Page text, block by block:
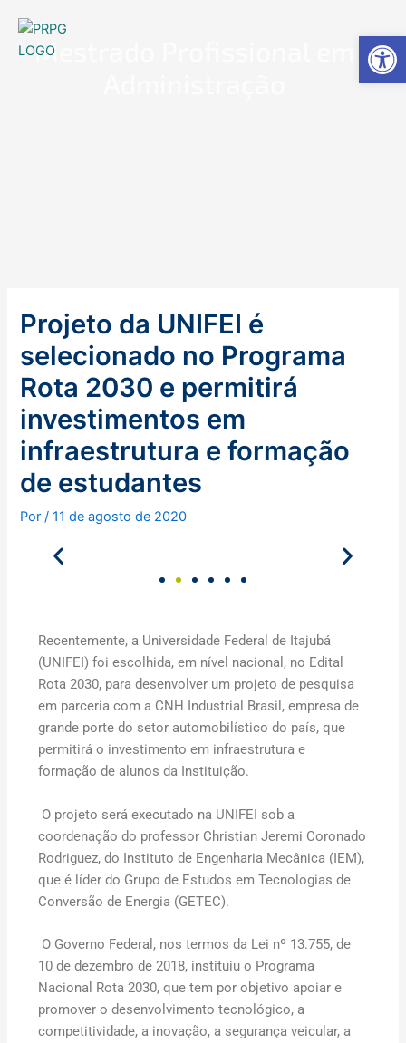
paraMPA
Mestrado Profissional em
Projeto da UNIFEI é
selecionado no Programa
Rota 2030 e permitirá
investimentos em
infraestrutura e formação
de estudantes
Por/11 de agosto de 2020
Recentemente, a Universidade Federal de Itajubá
(UNIFEI) foi escolhida, em nível nacional, no Edital
Rota 2030, para desenvolver um projeto de pesquisa
em parceria com a CNH Industrial Brasil, empresa de
grande porte do setor automobilístico do país, que
permitirá o investimento em infraestrutura e
formação de alunos da Instituição.
O projeto será executado na UNIFEI sob a
coordenação do professor Christian Jeremi Coronado
Rodriguez, do Instituto de Engenharia Mecânica (IEM),
que é líder do Grupo de Estudos em Tecnologias de
Conversão de Energia (GETEC).
O Governo Federal, nos termos da Lei nº 13.755, de
10 de dezembro de 2018, instituiu o Programa
Nacional Rota 2030, que tem por objetivo apoiar e
promover o desenvolvimento tecnológico, a
competitividade, a inovação, a segurança veicular, a